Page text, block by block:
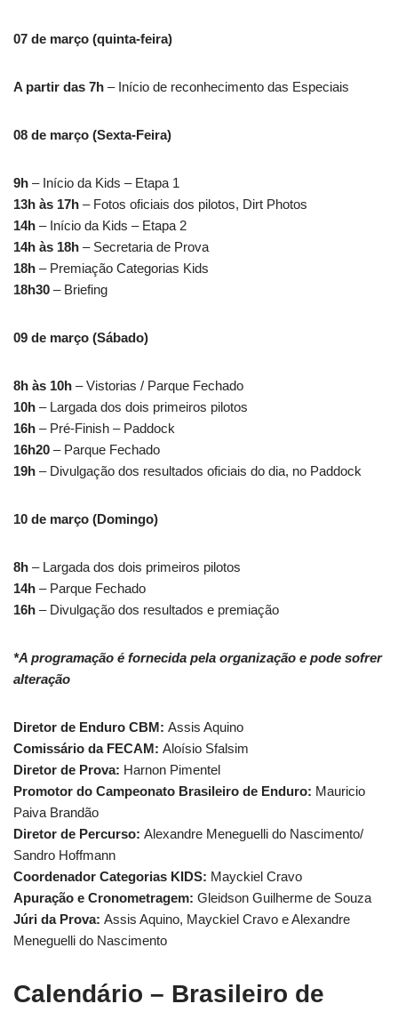
07 de março (quinta-feira)
A partir das 7h – Início de reconhecimento das Especiais
08 de março (Sexta-Feira)
9h – Início da Kids – Etapa 1
13h às 17h – Fotos oficiais dos pilotos, Dirt Photos
14h – Início da Kids – Etapa 2
14h às 18h – Secretaria de Prova
18h – Premiação Categorias Kids
18h30 – Briefing
09 de março (Sábado)
8h às 10h – Vistorias / Parque Fechado
10h – Largada dos dois primeiros pilotos
16h – Pré-Finish – Paddock
16h20 – Parque Fechado
19h – Divulgação dos resultados oficiais do dia, no Paddock
10 de março (Domingo)
8h – Largada dos dois primeiros pilotos
14h – Parque Fechado
16h – Divulgação dos resultados e premiação
*A programação é fornecida pela organização e pode sofrer
alteração
Diretor de Enduro CBM: Assis Aquino
Comissário da FECAM: Aloísio Sfalsim
Diretor de Prova: Harnon Pimentel
Promotor do Campeonato Brasileiro de Enduro: Mauricio
Paiva Brandão
Diretor de Percurso: Alexandre Meneguelli do Nascimento/
Sandro Hoffmann
Coordenador Categorias KIDS: Mayckiel Cravo
Apuração e Cronometragem: Gleidson Guilherme de Souza
Júri da Prova: Assis Aquino, Mayckiel Cravo e Alexandre
Meneguelli do Nascimento
Calendário – Brasileiro de